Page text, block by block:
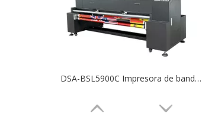
DSA-BSL5900C Impresora de banderas Sublimación Banner Impresora de transferencia térmica Cabezal de impresión Epson